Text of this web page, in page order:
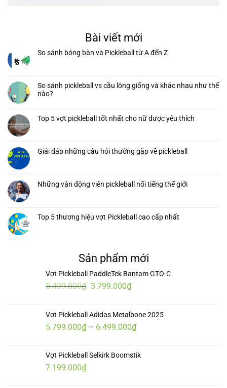
Bài viết mới
So sánh bóng bàn và Pickleball từ A đến Z
So sánh pickleball vs cầu lông giống và khác nhau như thế
nào?
Top 5 vợt pickleball tốt nhất cho nữ được yêu thích
Giải đáp những câu hỏi thường gặp về pickleball
Những vận động viên pickleball nổi tiếng thế giới
Top 5 thương hiệu vợt Pickleball cao cấp nhất
Sản phẩm mới
Vợt Pickleball PaddleTek Bantam GTO-C
5.499.000₫ Giá
5.499.000₫.
3.799.000₫Giá
là:
3.799.000₫.
Vợt Pickleball Adidas Metalbone 2025
5.799.000₫ – 6.499.000₫Khoảng
5.799.000₫
Vợt Pickleball Selkirk Boomstik
7.199.000₫